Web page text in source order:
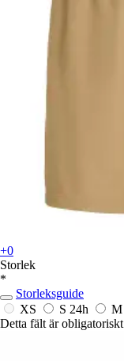
+0
Storlek
*
Storleksguide
XS
S 24h M
Detta fält är obligatoriskt